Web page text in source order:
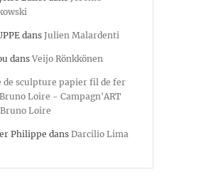
dans Julien Malardenti
dans Veijo Rönkkönen
de sculpture papier fil de fer
Loire - Campagn'ART
Bruno Loire
Philippe dans Darcilio Lima